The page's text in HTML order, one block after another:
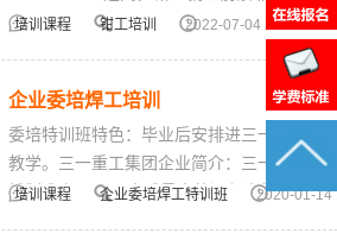
培训课程 钳工培训 2022-07-04 20.07.40
企业委培焊工培训
委培特训班特色：毕业后安排进三一重工集
教学。三一重工集团企业简介：三一集团于
械制造商20强、全球最大的混凝土机械制造
培训课程 企业委培焊工特训班 2020-01-14